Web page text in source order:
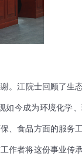
。江院士回顾了生
今成为环境化学
、食品方面的服务
作者将这份事业传